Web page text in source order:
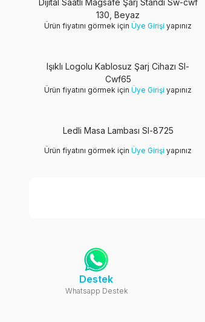
Dijital Saatli Magsafe Şarj Standı Sw-cwf
130, Beyaz
Ürün fiyatını görmek için Üye Girişi yapınız
Işıklı Logolu Kablosuz Şarj Cihazı Sl-
Cwf65
Ürün fiyatını görmek için Üye Girişi yapınız
Ledli Masa Lambası Sl-8725
Ürün fiyatını görmek için Üye Girişi yapınız
Destek
Whatsapp Destek